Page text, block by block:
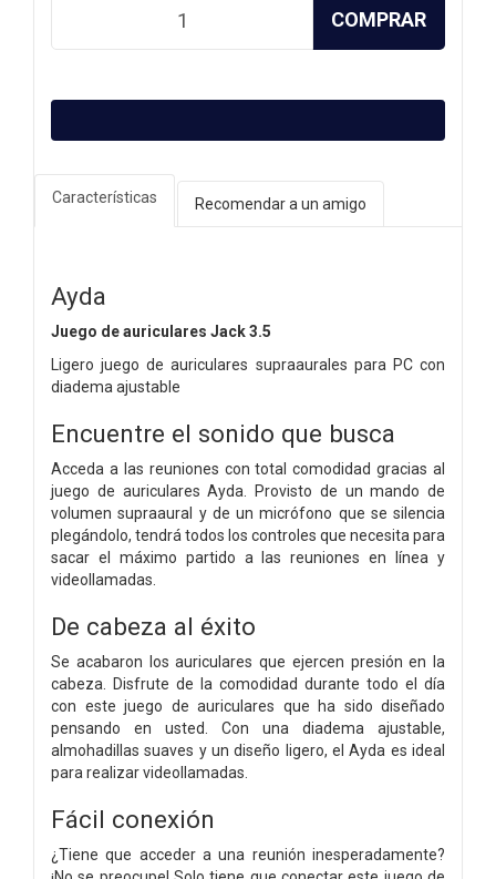
COMPRAR
Características Recomendar a un amigo
Ayda
Juego de auriculares Jack 3.5
Ligero juego de auriculares supraaurales para PC con
diadema ajustable
Encuentre el sonido que busca
Acceda a las reuniones con total comodidad gracias al
juego de auriculares Ayda. Provisto de un mando de
volumen supraaural y de un micrófono que se silencia
plegándolo, tendrá todos los controles que necesita para
sacar el máximo partido a las reuniones en línea y
videollamadas.
De cabeza al éxito
Se acabaron los auriculares que ejercen presión en la
cabeza. Disfrute de la comodidad durante todo el día
con este juego de auriculares que ha sido diseñado
pensando en usted. Con una diadema ajustable,
almohadillas suaves y un diseño ligero, el Ayda es ideal
para realizar videollamadas.
Fácil conexión
¿Tiene que acceder a una reunión inesperadamente?